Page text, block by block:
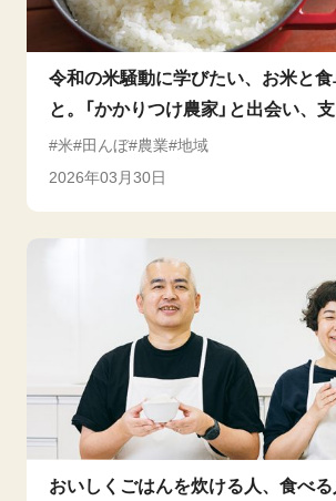
令和の米騒動に学びたい、お米と食
と。「かかりつけ農家」と出会い、
米 田んぼ 農業 地域
2026年03月30日
おいしくごはんを炊ける人、食べ